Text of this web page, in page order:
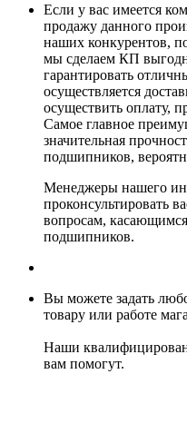
Если у вас имеется
продажу данного
наших конкурентов,
мы сделаем КП
гарантировать
осуществляется
осуществить оплату,
Самое главное
значительная
подшипников,
Менеджеры нашего
проконсультировать
вопросам,
подшипников.
Вы можете задать
товару или работе
Наши
вам помогут.